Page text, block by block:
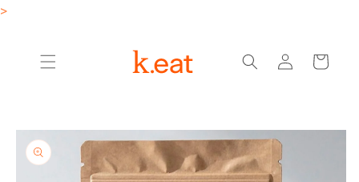
>
sesión
Carrito
directamente
a la
información
del producto